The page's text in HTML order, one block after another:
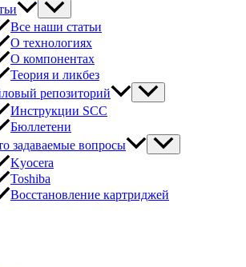
Все наши статьи
О технологиях
О компонентах
Теория и ликбез
репозиторий
Инструкции SCC
Бюллетени
задаваемые вопросы
Kyocera
Toshiba
Восстановление картриджей